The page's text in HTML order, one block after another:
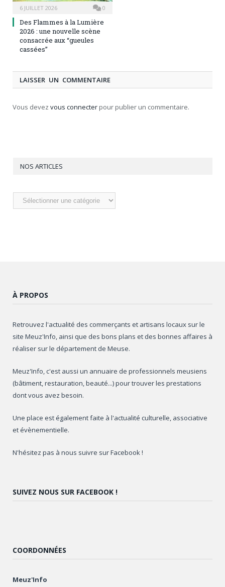
6 JUILLET 2026 0
Des Flammes à la Lumière
2026 : une nouvelle scène
consacrée aux “gueules
cassées”
LAISSER UN COMMENTAIRE
Vous devez vous connecter pour publier un commentaire.
NOS ARTICLES
Nos
articles
À PROPOS
Retrouvez l'actualité des commerçants et artisans locaux sur le
site Meuz'Info, ainsi que des bons plans et des bonnes affaires à
réaliser sur le département de Meuse.
Meuz'Info, c'est aussi un annuaire de professionnels meusiens
(bâtiment, restauration, beauté...) pour trouver les prestations
dont vous avez besoin.
Une place est également faite à l'actualité culturelle, associative
et évènementielle.
N'hésitez pas à nous suivre sur Facebook !
SUIVEZ NOUS SUR FACEBOOK !
COORDONNÉES
Meuz'Info